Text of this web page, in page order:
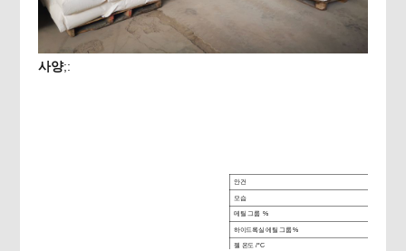
사양;:
안건
모습
메틸 그룹 %
하이드록실 에틸 그룹 %
젤 온도 /°C